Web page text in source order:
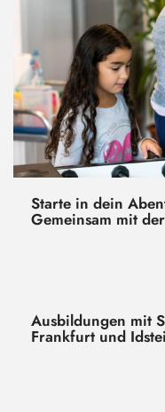
Starte in dein
Gemeinsam mit
Ausbildungen mit
Frankfurt und